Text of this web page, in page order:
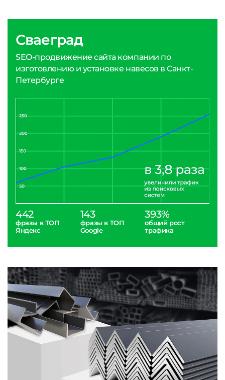
Сваеград
SEO-продвижение сайта компании по
изготовлению и установке навесов в Санкт-
Петербурге
442
фразы в ТОП
Яндекс
143
фразы в ТОП
Google
393%
общий рост
трафика